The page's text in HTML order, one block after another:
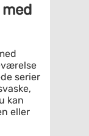
serier
kan
eller